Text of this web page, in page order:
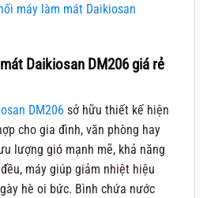
máy làm mát Daikiosan
Daikiosan DM206 giá rẻ
DM206 sở hữu thiết kế hiện
cho gia đình, văn phòng hay
lượng gió mạnh mẽ, khả năng
máy giúp giảm nhiệt hiệu
hè oi bức. Bình chứa nước